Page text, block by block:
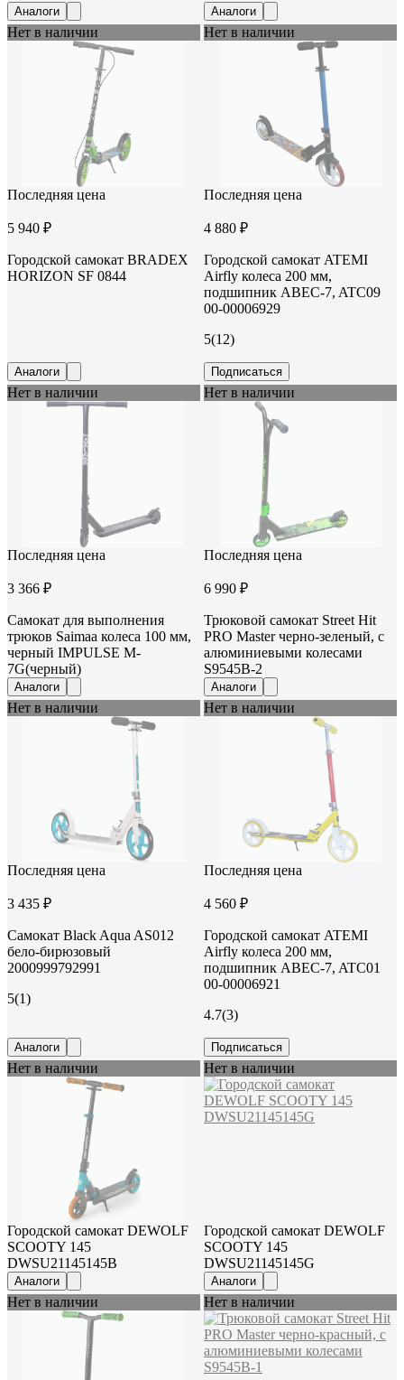
Аналоги Аналоги
Нет в наличии
Последняя цена
5 940 ₽
Городской самокат BRADEX
HORIZON SF 0844
Аналоги
Нет в наличии
Последняя цена
4 880 ₽
Городской самокат ATEMI
Airfly колеса 200 мм,
подшипник ABEC-7, ATC09
00-00006929
5(12)
Подписаться
Нет в наличии
Последняя цена
3 366 ₽
Самокат для выполнения
трюков Saimaa колеса 100 мм,
черный IMPULSE M-
7G(черный)
Аналоги
Нет в наличии
Последняя цена
6 990 ₽
Трюковой самокат Street Hit
PRO Master черно-зеленый, с
алюминиевыми колесами
S9545B-2
Аналоги
Нет в наличии
Последняя цена
3 435 ₽
Самокат Black Aqua AS012
бело-бирюзовый
2000999792991
5(1)
Аналоги
Нет в наличии
Последняя цена
4 560 ₽
Городской самокат ATEMI
Airfly колеса 200 мм,
подшипник ABEC-7, ATC01
00-00006921
4.7(3)
Подписаться
Нет в наличии
Городской самокат DEWOLF
SCOOTY 145
DWSU21145145B
Аналоги
Нет в наличии
Городской самокат DEWOLF
SCOOTY 145
DWSU21145145G
Аналоги
Нет в наличии Нет в наличии